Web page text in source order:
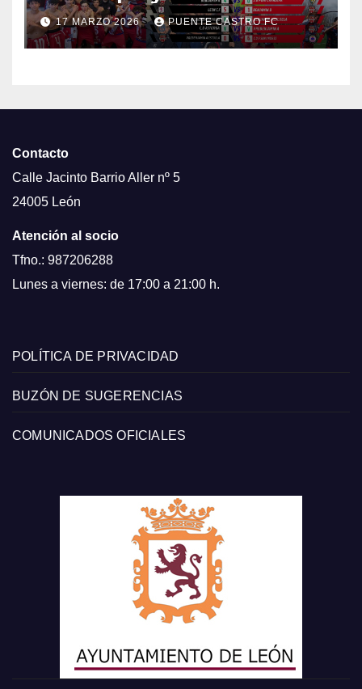
17 MARZO 2026 PUENTE CASTRO FC
Contacto
Calle Jacinto Barrio Aller nº 5
24005 León
Atención al socio
Tfno.: 987206288
Lunes a viernes: de 17:00 a 21:00 h.
POLÍTICA DE PRIVACIDAD
BUZÓN DE SUGERENCIAS
COMUNICADOS OFICIALES